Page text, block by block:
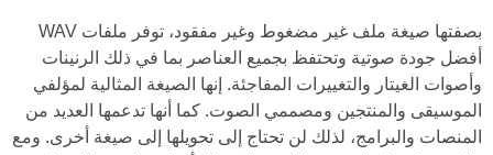
بصفتها صيغة ملف غير مضغوط وغير مفقود، توفر ملفات WAV
أفضل جودة صوتية وتحتفظ بجميع العناصر بما في ذلك الرنينات
وأصوات الغيتار والتغييرات المفاجئة. إنها الصيغة المثالية لمؤلفي
الموسيقى والمنتجين ومصممي الصوت. كما أنها تدعمها العديد من
المنصات والبرامج، لذلك لن تحتاج إلى تحويلها إلى صيغة أخرى. ومع